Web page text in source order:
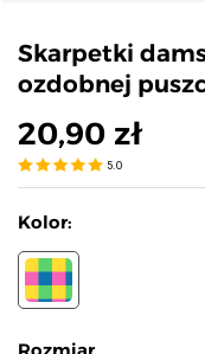
Skarpetki
ozdobnej
20,90 zł
5.0
Kolor:
WZÓR 1